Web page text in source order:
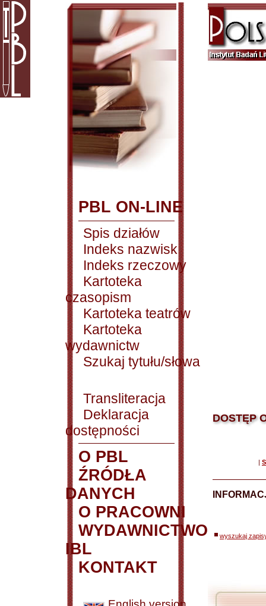
PBL ON-LINE
Spis działów
Indeks nazwisk
Indeks rzeczowy
Kartoteka
czasopism
Kartoteka teatrów
Kartoteka
wydawnictw
Szukaj tytułu/słowa
Transliteracja
Deklaracja
dostępności
O PBL
ŹRÓDŁA
DANYCH
O PRACOWNI
WYDAWNICTWO
IBL
KONTAKT
DOSTĘP
|
wyszukaj